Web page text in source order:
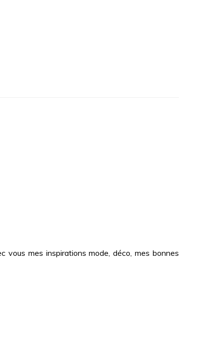
vous mes inspirations mode, déco, mes bonnes